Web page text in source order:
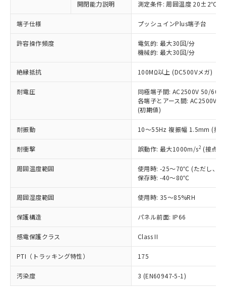
開閉能力説明 測定条件: 周囲温度 20±2℃、
端子仕様 プッシュインPlus端子台
許容操作頻度
電気的: 最大30回/分
機械的: 最大30回/分
絶縁抵抗 100MΩ以上 (DC500Vメガ)
耐電圧
同極端子間: AC2500V 50/
各端子とアース間: AC2500V
(初期値)
耐振動 10～55Hz 複振幅 1.5mm (接
耐衝撃 誤動作: 最大1000m/s2 (接点
周囲温度範囲
使用時: -25～70℃ (ただし、氷
保存時: -40～80℃
周囲湿度範囲 使用時: 35～85%RH
保護構造 パネル前面: IP66
感電保護クラス Class II
PTI（トラッキング特性） 175
汚染度 3 (EN60947-5-1)
以下の条件をお読みいただき、同意のうえ
ご利用ください。
本サービスは、当社制御機器事業取扱
商品の当社在庫状況および標準価格
(税抜)を提供させていただくもので
当社制御機器事業取扱商品の中には、
本サービスの対象外となる商品もある
ことをご了承ください。
在庫状況および標準価格照会結果は、
記載している更新日時点での社内デー
タに基づき作成されるものであり、閲
覧された時点での実際の在庫および標
準価格とは異なる場合があることをご
正式な納期状況および標準価格はお客
様のお取引先、またはお客様担当のオ
ムロン制御機器販売店・当社販売員に
オムロン制御機器販売店や当社販売拠
点は「
販売ネットワーク
」をご確認
在庫状況および標準価格結果を当社の
事前の承諾なく第三者に漏洩または開
示しないようお願いします。
マイパーツ機能（部品リスト作成サー
対応予定なし：EU RoHS指令（10物質）の
非含有に非対応の商品で、対応品を出す予
定はありません。
非含有の対応状況を調査中または確認中の
非該当品：ライセンス料など無形物で、有
害物質有無と関係のない商品です。
仕入先様の事情により、非含有部品として
いたものが、含有品と判明した場合などや
むを得ず変更することがあります。
鉛(Pb) 1000ppm以下、 水銀(Hg) 1000ppm以下、 カド
(PBDE) 1000ppm以下、フタル酸ビス(2-エチルヘキシ
ル) (DEHP)(別名：DOP) 1000ppm以下、フタル酸ブチ
ルベンジル（BBP） 1000ppm以下、フタル酸ジブチル
（DBP） 1000ppm以下、フタル酸ジイソブチル
(DIBP) 1000ppm以下
但し、RoHS指令で産業用監視および制御機器に対する
適用除外項目は除く。
※2 対応予定月
部品在庫の切り替え状況などにより、予定
※1 中国RoHS○×表
「○」：最大均質材料含有率が中国RoHSの
基準値以下であることを示します。
「×」：最大均質材料含有率が中国RoHSの
基準値を超えていることを示します。
「－」：未確認です。当社販売部門へお問
*中国RoHS10物質の基準値 (GB/T26572)：
Pb(鉛) :1000ppm、 Hg(水銀) : 1000ppm、 Cd(カドミウ
Cr(Ⅵ)(六価クロム) : 1000ppm、 PBBs(ポリ臭化ビフェ
ニル類) : 1000ppm、 PBDEs(ポリ臭化ジフェニルエーテ
DBP(フタル酸ジブチル) : 1000ppm、 DIBP(フタル酸ジ
イソブチル) : 1000ppm、 BBP(フタル酸ブチルベンジ
ル) : 1000ppm、
DEHP(フタル酸ビス(2-エチルヘキシル)) : 1000ppm
※2 環境保護使用期限
「ｅ」：有害物質（10物質）のすべてが基
「10」：通常の使用状況下において有害物
当社は、これら貴社製品のうち、外国
為替および外国貿易法に定める商品
または国外への提供する場合は、日本
国政府の輸出許可(または役務取引許
当社は規制貨物を破棄する場合は、完
全に破砕するなど、違法に輸出されな
いよう必要な手段を講じます。
当社は貴社製品を、核兵器、ミサイ
ル、化学兵器、生物兵器またはその他
武器並びにこれらの製造装置等に一切
使用いたしません。
当社は、貴社製品を第三者に販売する
場合は、上記1、2および3の内容を当
該第三者に通知します。また当社は、
販売先および販売に係わる関係者が違
○ 一定数以上の在庫あり
△ 一定数には満たないが在庫あり
在庫なし(最新の在庫状況につ
たはお客様担当のオムロン制御
機器販売店・当社販売員にご確
空
受注生産機種、また在庫状況の